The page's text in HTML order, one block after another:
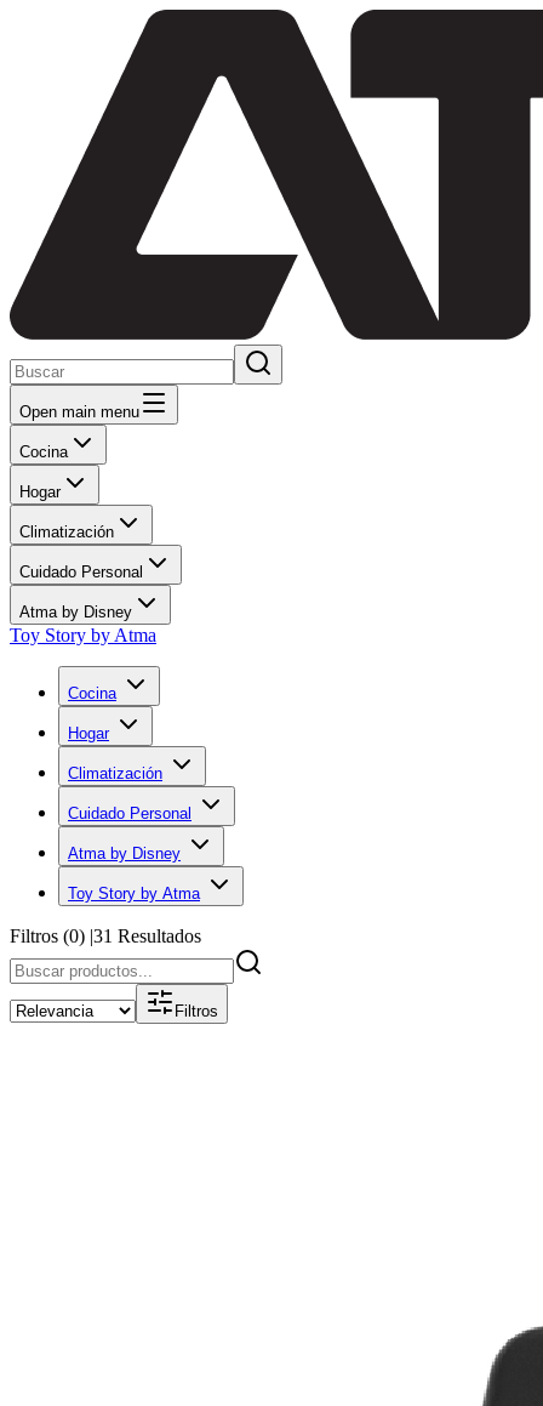
Open main menu
Cocina
Hogar
Climatización
Cuidado Personal
Atma by Disney
Toy Story by Atma
Cocina
Hogar
Climatización
Cuidado Personal
Atma by Disney
Toy Story by Atma
Filtros (0) |31 Resultados
Filtros